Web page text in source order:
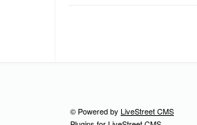
© Powered by LiveStreet CMS